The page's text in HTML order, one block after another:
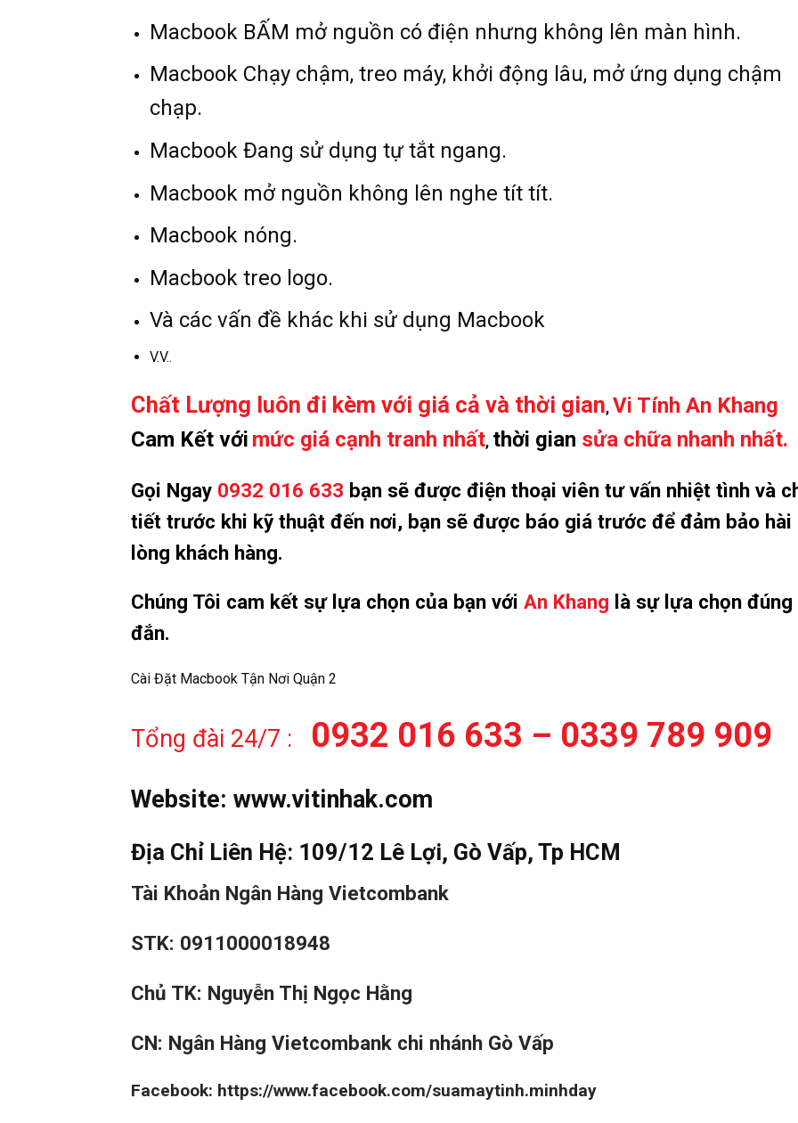
Macbook BẤM mở nguồn có điện nhưng không lên màn hình.
Macbook Chạy chậm, treo máy, khởi động lâu, mở ứng dụng chậm
chạp.
Macbook Đang sử dụng tự tắt ngang.
Macbook mở nguồn không lên nghe tít tít.
Macbook nóng.
Macbook treo logo.
Và các vấn đề khác khi sử dụng Macbook
V.V..
Chất Lượng luôn đi kèm với giá cả và thời gian, Vi Tính An Khang
Cam Kết với mức giá cạnh tranh nhất, thời gian sửa chữa nhanh nhất.
Gọi Ngay 0932 016 633 bạn sẽ được điện thoại viên tư vấn nhiệt tình và
tiết trước khi kỹ thuật đến nơi, bạn sẽ được báo giá trước để đảm bảo hài
lòng khách hàng.
Chúng Tôi cam kết sự lựa chọn của bạn với An Khang là sự lựa chọn đúng
đắn.
Cài Đặt Macbook Tận Nơi Quận 2
Tổng đài 24/7 : 0932 016 633 – 0339 789 909
Website: www.vitinhak.com
Địa Chỉ Liên Hệ: 109/12 Lê Lợi, Gò Vấp, Tp HCM
Tài Khoản Ngân Hàng Vietcombank
STK: 0911000018948
Chủ TK: Nguyễn Thị Ngọc Hằng
CN: Ngân Hàng Vietcombank chi nhánh Gò Vấp
Facebook: https://www.facebook.com/suamaytinh.minhday